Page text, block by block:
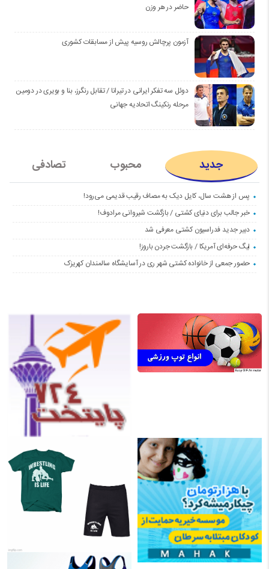
حاضر در هر وزن
آزمون پرچالش روسیه پیش از مسابقات کشوری
دوئل سه تفکر ایرانی در تیرانا / تقابل رنگرز، بنا و بویری در دومین
مرحله رنکینگ اتحادیه جهانی
جدید محبوب تصادفی
پس از هشت سال، کایل دیک به مصاف رقیب قدیمی می‌رود!
خبر جالب برای دنیای کشتی / بازگشت شیروانی مرادوف!
دبیر جدید فدراسیون کشتی معرفی شد
لیگ حرفه‌ای آمریکا / بازگشت جردن باروز!
حضور جمعی از خانواده کشتی شهر ری در آسایشگاه سالمندان کهریزک